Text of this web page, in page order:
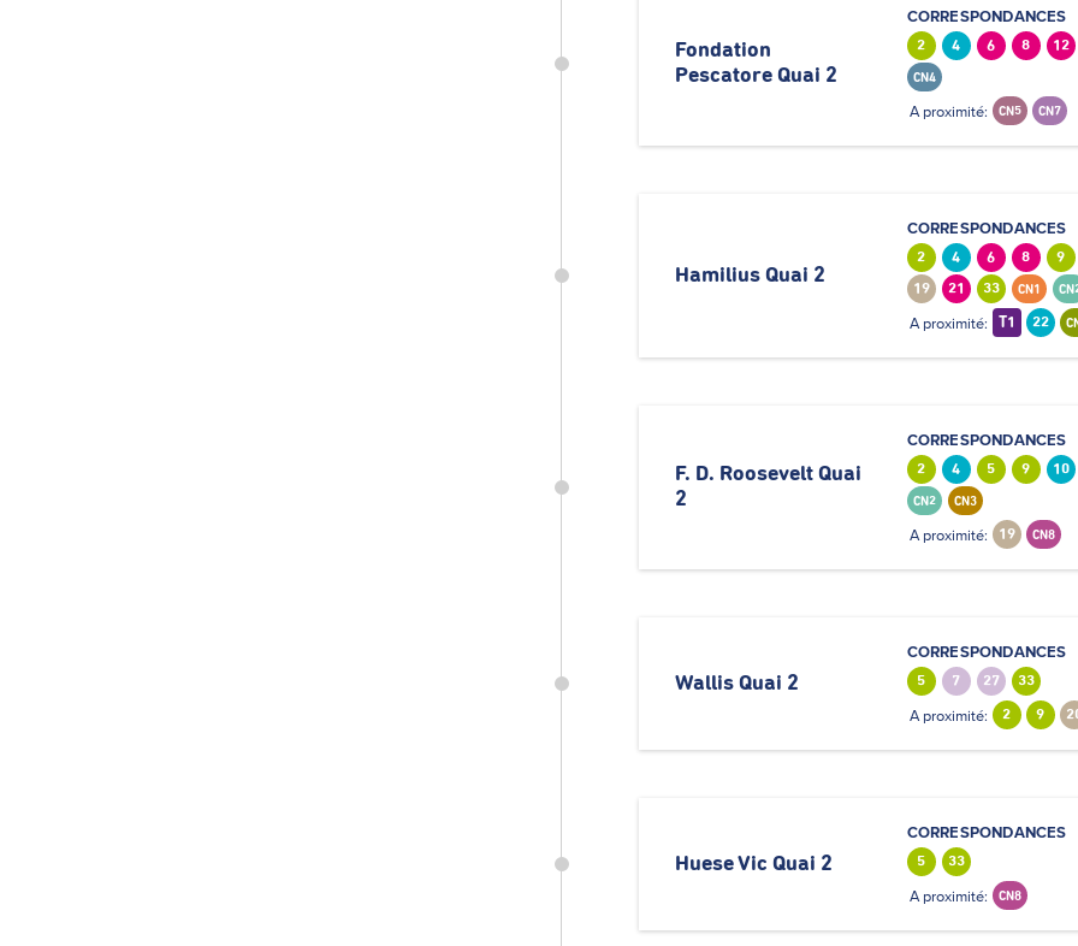
Fondation
Pescatore Quai 2
CORRESPONDANCES
2 4 6 8 12
CN4
A proximité: CN5 CN7
Hamilius Quai 2
CORRESPONDANCES
2 4 6 8 9
19
21 33 CN1
A proximité: T1 22
F. D. Roosevelt Quai
2
CORRESPONDANCES
2 4 5 9 10
CN2 CN3
A proximité: 19 CN8
Wallis Quai 2
CORRESPONDANCES
5 7 27 33
A proximité: 2 9
Huese Vic Quai 2
CORRESPONDANCES
5 33
A proximité: CN8